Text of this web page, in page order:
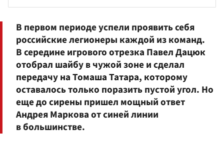
В первом периоде успели проявить себя
российские легионеры каждой из команд.
В середине игрового отрезка ПавелДацюк
отобрал шайбу в чужой зоне и сделал
передачу наТомаша Татара, которому
оставалось только поразить пустой угол. Но
еще до сирены пришел мощный ответ
Андрея Марковаот синей линии
в большинстве.